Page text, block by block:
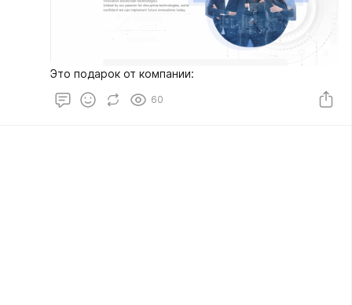
Это подарок от компании:
60